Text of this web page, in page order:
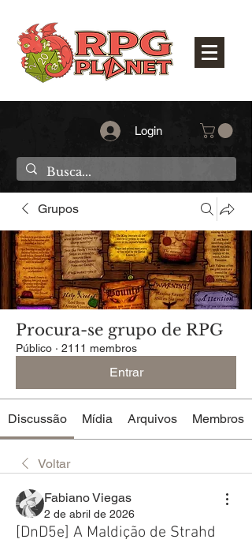
Login
Grupos
Procura-se grupo de RPG
Público · 2111 membros
Entrar
Discussão Mídia Arquivos Membros
Voltar
Fabiano Viegas
2 de abril de 2026
[DnD5e] A Maldição de Strahd